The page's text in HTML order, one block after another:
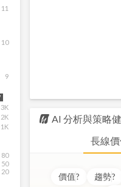
9
10
11
1K
2K
3K
20
50
80
AI 分析與策略
長線
價值? 趨勢?